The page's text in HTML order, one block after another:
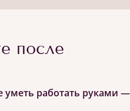
после
уметь работать руками —